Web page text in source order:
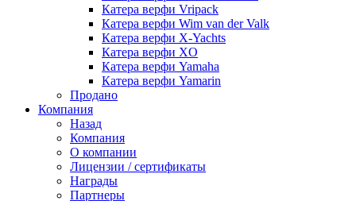
Катера верфи Vripack
Катера верфи Wim van der Valk
Катера верфи X-Yachts
Катера верфи XO
Катера верфи Yamaha
Катера верфи Yamarin
Продано
Компания
Назад
Компания
О компании
Лицензии / сертификаты
Награды
Партнеры